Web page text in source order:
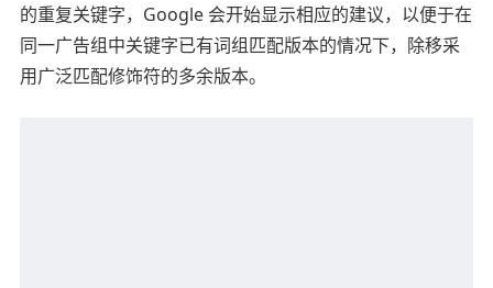
的重复关键字，Google 会开始显示相应的建议，以便于在
同一广告组中关键字已有词组匹配版本的情况下，除移采
用广泛匹配修饰符的多余版本。